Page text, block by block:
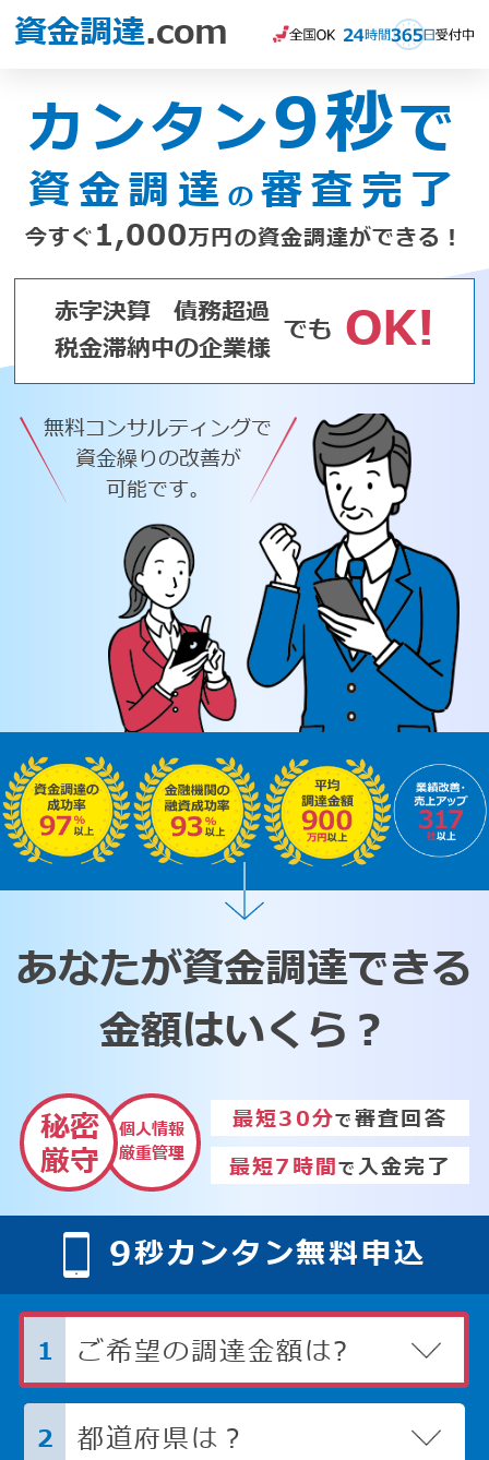
資金調達.com
カンタン9秒で
資金調達 の審査完了
今すぐ1,000万円の資金調達ができる！
赤字決算
債務超過
税金滞納中の企業様 でも OK!
無料コンサルティングで
資金繰りの改善が
可能です。
あなたが資金調達できる
金額はいくら？
秘密
厳守
個人情報
厳重管理
最短30分で審査回答
最短7時間で入金完了
9秒カンタン無料申込
1 ご希望の調達金額は?
2 都道府県は？